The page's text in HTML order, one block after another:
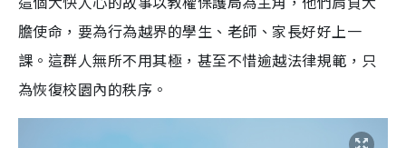
膽使命，要為行為越界的學生、老師、家長好好上一
課。這群人無所不用其極，甚至不惜逾越法律規範，只
為恢復校園內的秩序。